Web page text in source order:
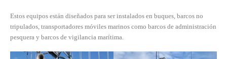
Estos equipos están diseñados para ser instalados en buques, barcos no
tripulados, transportadores móviles marinos como barcos de administración
pesquera y barcos de vigilancia marítima.